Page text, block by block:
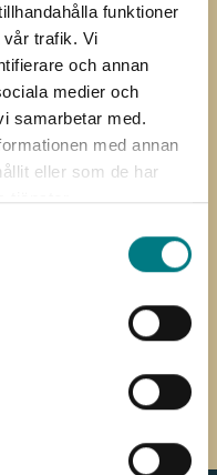
funktioner
trafik. Vi
och annan
medier och
samarbetar med.
med annan
eller som de har
tjänster.
på
nyhetsbrev